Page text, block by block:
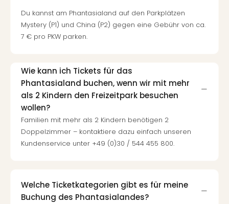
Du kannst am Phantasialand auf den Parkplätzen
Mystery (P1) und China (P2) gegen eine Gebühr von ca.
7 € pro PKW parken.
Wie kann ich Tickets für das
Phantasialand buchen, wenn wir mit mehr
als 2 Kindern den Freizeitpark besuchen
wollen?
Familien mit mehr als 2 Kindern benötigen 2
Doppelzimmer – kontaktiere dazu einfach unseren
Kundenservice unter +49 (0)30 / 544 455 800.
Welche Ticketkategorien gibt es für meine
Buchung des Phantasialandes?